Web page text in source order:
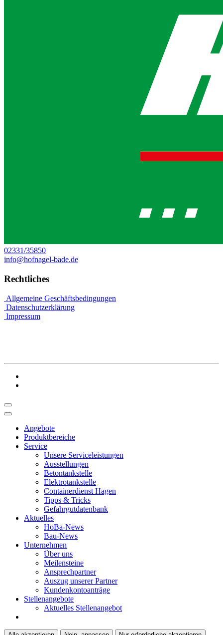
02331/35850
info@hofnagel-bade.de
Rechtliches
Allgemeine Geschäftsbedingungen
Datenschutzerklärung
Impressum
Angebote
Produktbereiche
Service
Unsere Serviceleistungen
Ausstellungen
Betontankstelle
Elektrotankstelle
Containerdienst Hagen
Tipps & Tricks
Gefahrgutdatenbank
Aktuelles
HoBa-News
Bau-News
Unternehmen
Über uns
Meilensteine
Ansprechpartner
Auszug unserer Partner
Kundenkontoanträge
Stellenangebote
Aktuelles Stellenangebot